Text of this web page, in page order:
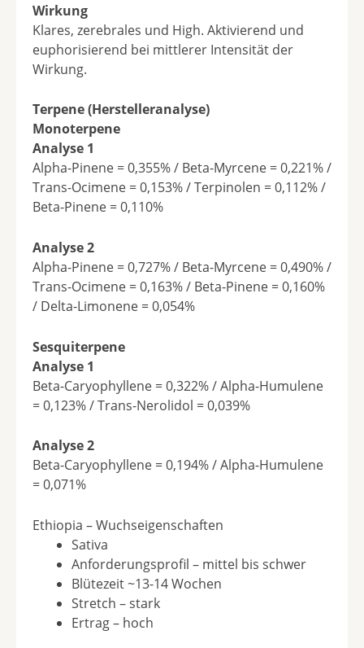
Wirkung
Klares, zerebrales und High. Aktivierend und
euphorisierend bei mittlerer Intensität der
Wirkung.
Terpene (Herstelleranalyse)
Monoterpene
Analyse 1
Alpha-Pinene = 0,355% / Beta-Myrcene = 0,221% /
Trans-Ocimene = 0,153% / Terpinolen = 0,112% /
Beta-Pinene = 0,110%
Analyse 2
Alpha-Pinene = 0,727% / Beta-Myrcene = 0,490% /
Trans-Ocimene = 0,163% / Beta-Pinene = 0,160%
/ Delta-Limonene = 0,054%
Sesquiterpene
Analyse 1
Beta-Caryophyllene = 0,322% / Alpha-Humulene
= 0,123% / Trans-Nerolidol = 0,039%
Analyse 2
Beta-Caryophyllene = 0,194% / Alpha-Humulene
= 0,071%
Ethiopia – Wuchseigenschaften
Sativa
Anforderungsprofil – mittel bis schwer
Blütezeit ~13-14 Wochen
Stretch – stark
Ertrag – hoch